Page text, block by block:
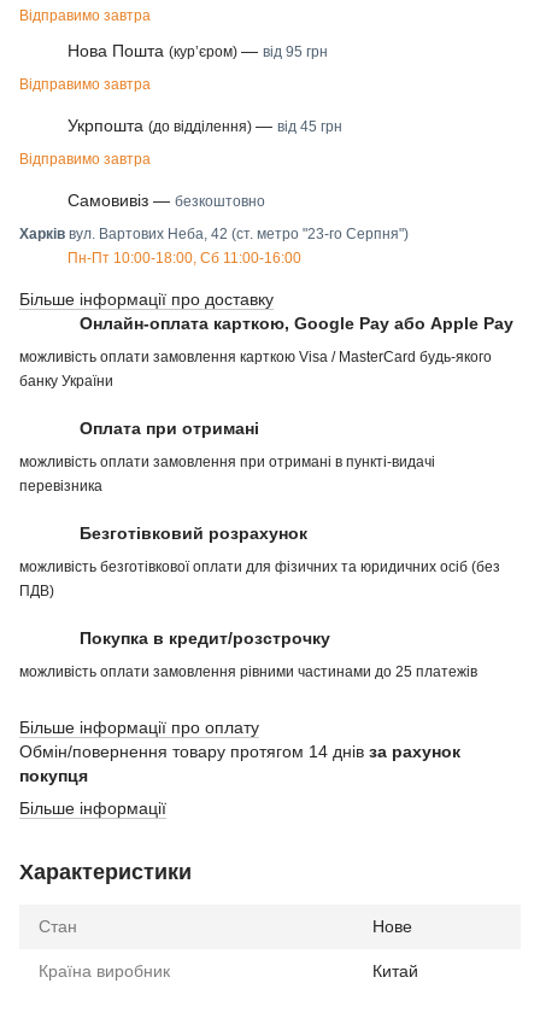
Відправимо завтра
Нова Пошта (курʼєром) — від 95 грн
Відправимо завтра
Укрпошта (до відділення) — від 45 грн
Відправимо завтра
Самовивіз — безкоштовно
Харків вул. Вартових Неба, 42 (ст. метро "23-го Серпня")
Пн-Пт 10:00-18:00, Сб 11:00-16:00
Більше інформації про доставку
Онлайн-оплата карткою, Google Pay або Apple Pay
можливість оплати замовлення карткою Visa / MasterCard будь-якого
банку України
Оплата при отримані
можливість оплати замовлення при отримані в пункті-видачі
перевізника
Безготівковий розрахунок
можливість безготівкової оплати для фізичних та юридичних осіб (без
ПДВ)
Покупка в кредит/розстрочку
можливість оплати замовлення рівними частинами до 25 платежів
Більше інформації про оплату
Обмін/повернення товару протягом 14 днів за рахунок
покупця
Більше інформації
Характеристики
Стан Нове
Країна виробник Китай